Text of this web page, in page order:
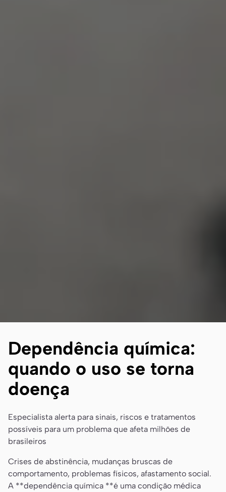
Dependência química:
quando o uso se torna
doença
Especialista alerta para sinais, riscos e tratamentos
possíveis para um problema que afeta milhões de
brasileiros
Crises de abstinência, mudanças bruscas de
comportamento, problemas físicos, afastamento social.
A **dependência química **é uma condição médica